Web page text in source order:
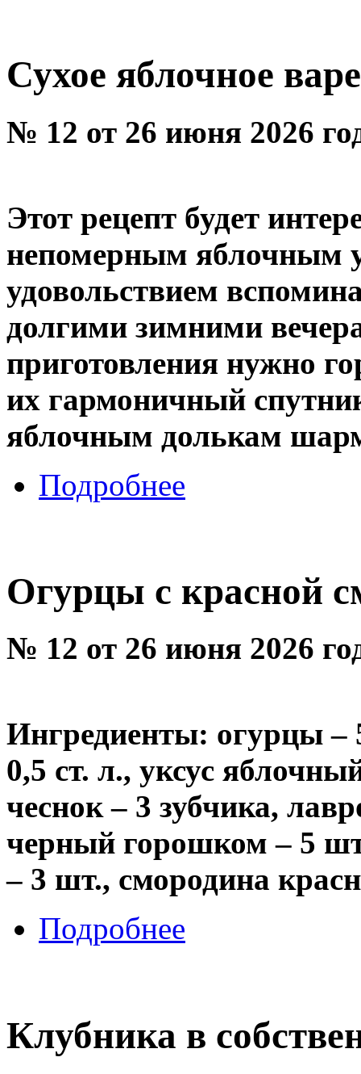
Сухое яблочное
№ 12 от 26 июня 2026
Этот рецепт будет
непомерным яблочным
удовольствием
долгими зимними
приготовления нужно
их гармоничный
яблочным долькам
Подробнее
Огурцы с красной
№ 12 от 26 июня 2026
Ингредиенты: огурцы –
0,5 ст. л., уксус
чеснок – 3 зубчика,
черный горошком – 5
– 3 шт., смородина
Подробнее
Клубника в